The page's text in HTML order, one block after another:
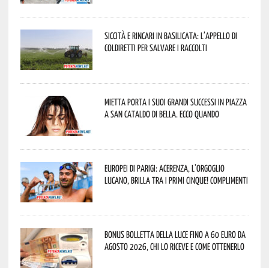
Siccità e rincari in Basilicata: l’appello di
Coldiretti per salvare i raccolti
Mietta porta i suoi grandi successi in piazza
a San Cataldo di Bella. Ecco quando
Europei di Parigi: Acerenza, l’orgoglio
lucano, brilla tra i primi cinque! Complimenti
Bonus bolletta della luce fino a 60 euro da
agosto 2026, chi lo riceve e come ottenerlo